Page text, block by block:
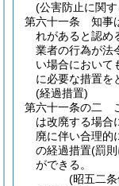
(公害防止に関
第六十一条
知事
れがあると認め
業者の行為が法
い場合において
に必要な措置を
(経過措置)
第六十一条の二
は改廃する場合
廃に伴い合理的
の経過措置(罰
ができる。
(昭五二